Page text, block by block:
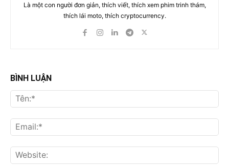
Là một con người đơn giản, thích viết, thích xem phim trinh thám,
thích lái moto, thích cryptocurrency.
BÌNH LUẬN